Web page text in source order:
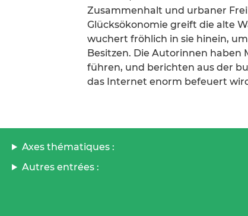
Zusammenhalt und urbaner
Glücksökonomie greift die alte
wuchert fröhlich in sie hinein,
Besitzen. Die Autorinnen haben
führen, und berichten aus der
das Internet enorm befeuert
Axes thématiques :
Autres entrées :